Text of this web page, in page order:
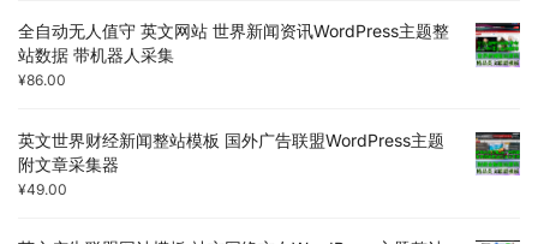
全自动无人值守 英文网站 世界新闻资讯WordPress主题整
站数据 带机器人采集
¥86.00
英文世界财经新闻整站模板 国外广告联盟WordPress主题
附文章采集器
¥49.00